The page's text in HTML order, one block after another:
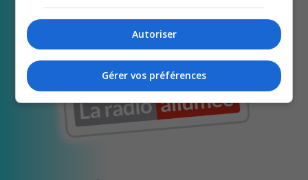
Autoriser
Gérer vos préférences